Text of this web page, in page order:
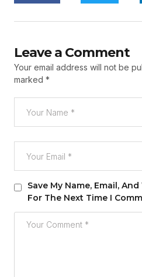
Leave a Comment
Your email address will not be
marked *
Save My Name, Email,
For The Next Time I